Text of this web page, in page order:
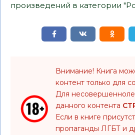
произведений в категории
Внимание! Книга
контент только для
Для
данного контента
Если в книге
пропаганды ЛГБТ и